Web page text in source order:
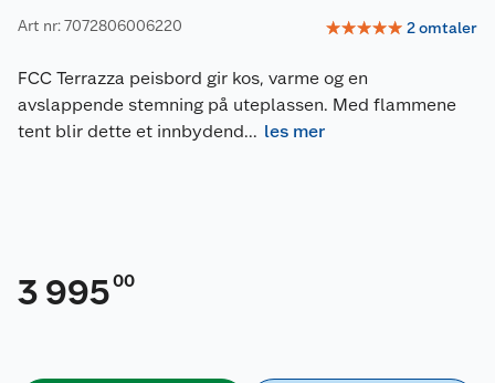
Art nr: 7072806006220 ☆☆☆☆☆ 2omtaler
FCC Terrazza peisbord gir kos, varme og en
avslappende stemning på uteplassen. Med flammene
tent blir dette et innbydend... les mer
3 99500